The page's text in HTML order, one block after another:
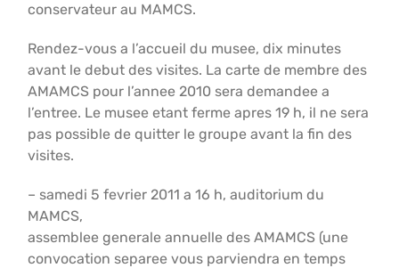
conservateur au MAMCS.
Rendez-vous a l’accueil du musee, dix minutes
avant le debut des visites. La carte de membre des
AMAMCS pour l’annee 2010 sera demandee a
l’entree. Le musee etant ferme apres 19 h, il ne sera
pas possible de quitter le groupe avant la fin des
visites.
– samedi 5 fevrier 2011 a 16 h, auditorium du
MAMCS,
assemblee generale annuelle des AMAMCS (une
convocation separee vous parviendra en temps